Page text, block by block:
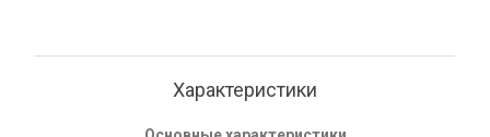
Характеристики